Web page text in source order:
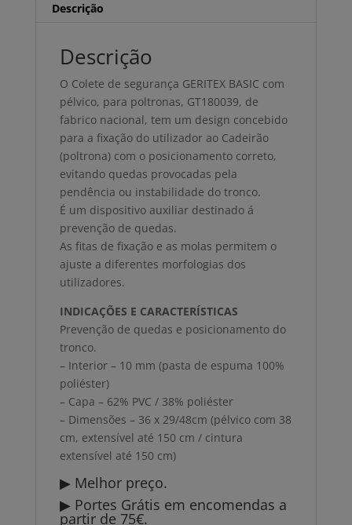
Descrição
Descrição
O Colete de segurança GERITEX BASIC com
pélvico, para poltronas, GT180039, de
fabrico nacional, tem um design concebido
para a fixação do utilizador ao Cadeirão
(poltrona) com o posicionamento correto,
evitando quedas provocadas pela
pendência ou instabilidade do tronco.
É um dispositivo auxiliar destinado á
prevenção de quedas.
As fitas de fixação e as molas permitem o
ajuste a diferentes morfologias dos
utilizadores.
INDICAÇÕES E CARACTERÍSTICAS
Prevenção de quedas e posicionamento do
tronco.
– Interior – 10 mm (pasta de espuma 100%
poliéster)
– Capa – 62% PVC / 38% poliéster
– Dimensões – 36 x 29/48cm (pélvico com 38
cm, extensível até 150 cm / cintura
extensível até 150 cm)
▶ Melhor preço.
▶ Portes Grátis em encomendas a
partir de 75€.